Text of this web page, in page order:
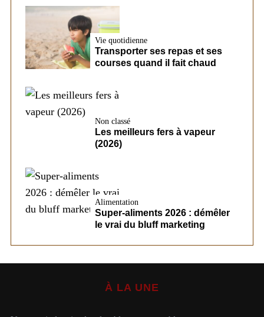
Vie quotidienne
Transporter ses repas et ses
courses quand il fait chaud
Non classé
Les meilleurs fers à vapeur
(2026)
Alimentation
Super-aliments 2026 : démêler
le vrai du bluff marketing
À LA UNE